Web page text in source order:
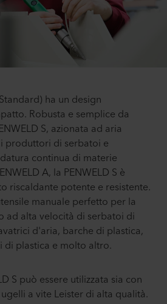
ha un design
Robusta e semplice da
S, azionata ad aria
produttori di serbatoi e
continua di materie
A, la PENWELD S è
riscaldante potente e resistente.
manuale perfetto per la
ad alta velocità di serbatoi di
d'aria, barche di plastica,
plastica e molto altro.
S può essere utilizzata sia con
a vite Leister di alta qualità.